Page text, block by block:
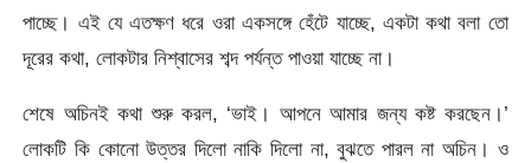
পাচ্ছে। এই যে এতক্ষণ ধরে ওরা একসঙ্গে হেঁটে যাচ্ছে, একটা কথা বলা তো
দূরের কথা, লোকটার নিশ্বাসের শব্দ পর্যন্ত পাওয়া যাচ্ছে না।
শেষে অচিনই কথা শুরু করল, ‘ভাই। আপনে আমার জন্য কষ্ট করছেন।’
লোকটি কি কোনো উত্তর দিলো নাকি দিলো না, বুঝতে পারল না অচিন। ও